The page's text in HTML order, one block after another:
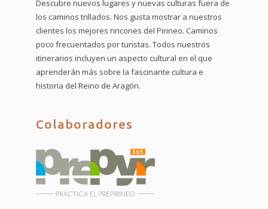
Descubre nuevos lugares y nuevas culturas fuera de
los caminos trillados. Nos gusta mostrar a nuestros
clientes los mejores rincones del Pirineo. Caminos
poco frecuentados por turistas. Todos nuestros
itinerarios incluyen un aspecto cultural en el que
aprenderán más sobre la fascinante cultura e
historia del Reino de Aragón.
Colaboradores